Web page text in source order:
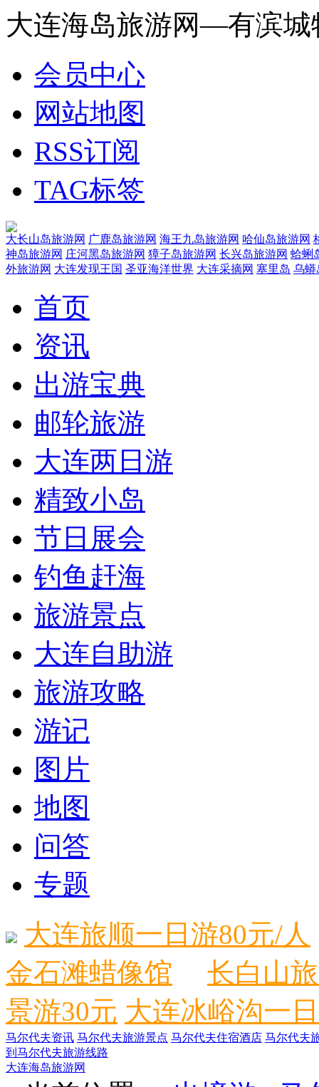
大连海岛旅游网—有滨城
会员中心
网站地图
RSS订阅
TAG标签
大长山岛旅游网 广鹿岛旅游网 海王九岛旅游网 哈仙岛旅游网
神岛旅游网 庄河黑岛旅游网 獐子岛旅游网 长兴岛旅游网 蛤蜊
外旅游网 大连发现王国 圣亚海洋世界 大连采摘网 塞里岛 乌蟒
首页
资讯
出游宝典
邮轮旅游
大连两日游
精致小岛
节日展会
钓鱼赶海
旅游景点
大连自助游
旅游攻略
游记
图片
地图
问答
专题
大连旅顺一日游80元/人
金石滩蜡像馆
长白山
景游30元 大连冰峪沟一
马尔代夫资讯 马尔代夫旅游景点 马尔代夫住宿酒店 马尔代夫
到马尔代夫旅游线路
大连海岛旅游网